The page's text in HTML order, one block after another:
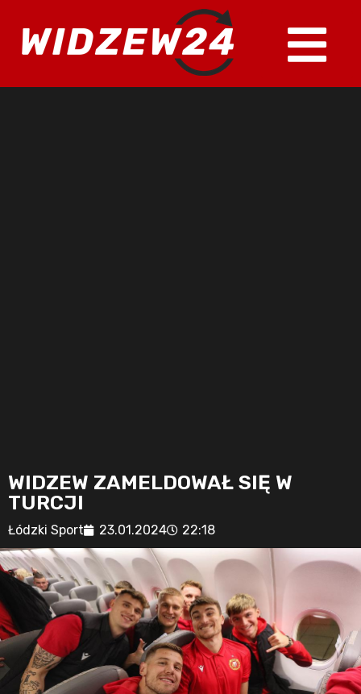
WIDZEW ZAMELDOWAŁ SIĘ W
TURCJI
Łódzki Sport 23.01.2024 22:18